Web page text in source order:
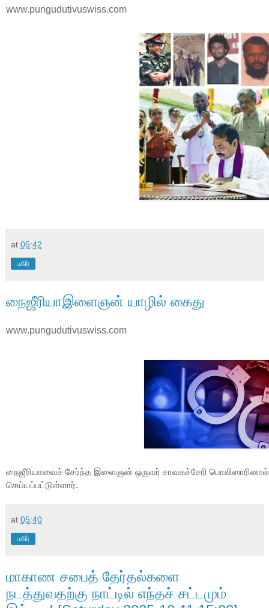
www.pungudutivuswiss.com
at 05:42
பகிர்
நைஜீரியாஇளைஞன் யாழில் கைது
www.pungudutivuswiss.com
நைஜீரியாவைச் சேர்ந்த இளைஞன் ஒருவர் சாவகச்சேரி
செய்யப்பட்டுள்ளார்.
at 05:40
பகிர்
மாகாண சபைத் தேர்தல்களை
நடத்துவதற்கு நாட்டில் எந்தச் சட்டமும்